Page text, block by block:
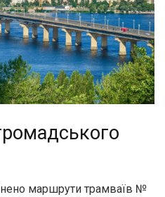
маршрути трамваїв №